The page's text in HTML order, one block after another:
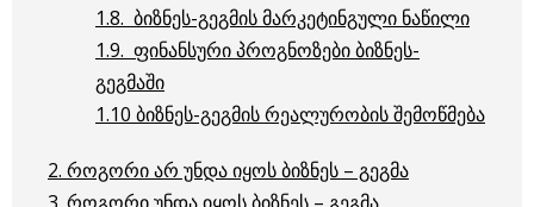
1.8. ბიზნეს-გეგმის მარკეტინგული ნაწილი
1.9. ფინანსური პროგნოზები ბიზნეს-
გეგმაში
1.10 ბიზნეს-გეგმის რეალურობის შემოწმება
2. როგორი არ უნდა იყოს ბიზნეს – გეგმა